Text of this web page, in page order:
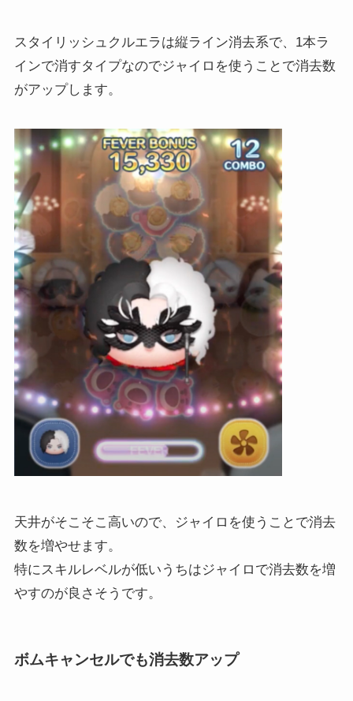
スタイリッシュクルエラは縦ライン消去系で、1本ラ
インで消すタイプなのでジャイロを使うことで消去数
がアップします。
天井がそこそこ高いので、ジャイロを使うことで消去
数を増やせます。
特にスキルレベルが低いうちはジャイロで消去数を増
やすのが良さそうです。
ボムキャンセルでも消去数アップ